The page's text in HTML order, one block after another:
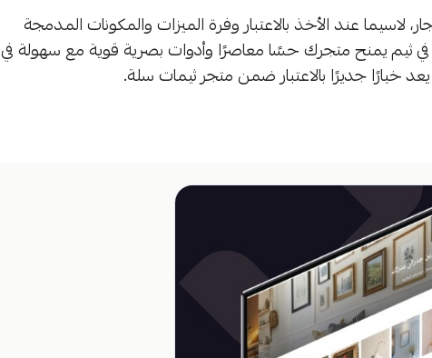
لاسيما عند الأخذ بالاعتبار وفرة الميزات والمكونات المدمجة
في ثيم يمنح متجرك حسًا معاصرًا وأدوات بصرية قوية مع سهولة في
خيارًا جديرًا بالاعتبار ضمن متجر ثيمات سلة.